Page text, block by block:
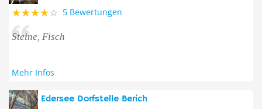
5 Bewertungen
Steine, Fisch
Mehr Infos
Edersee Dorfstelle Berich